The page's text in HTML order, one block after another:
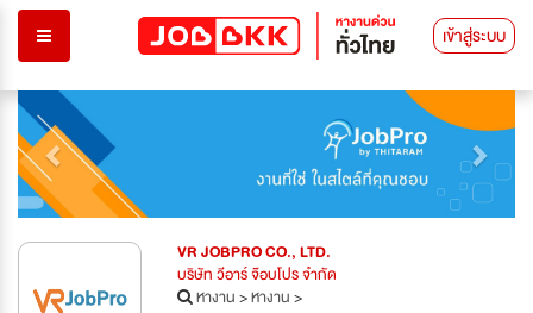
เข้าสู่ระบบ
Previous
VR JOBPRO CO., LTD.
บริษัท วีอาร์ จ๊อบโปร จำกัด
หางาน>หางาน>